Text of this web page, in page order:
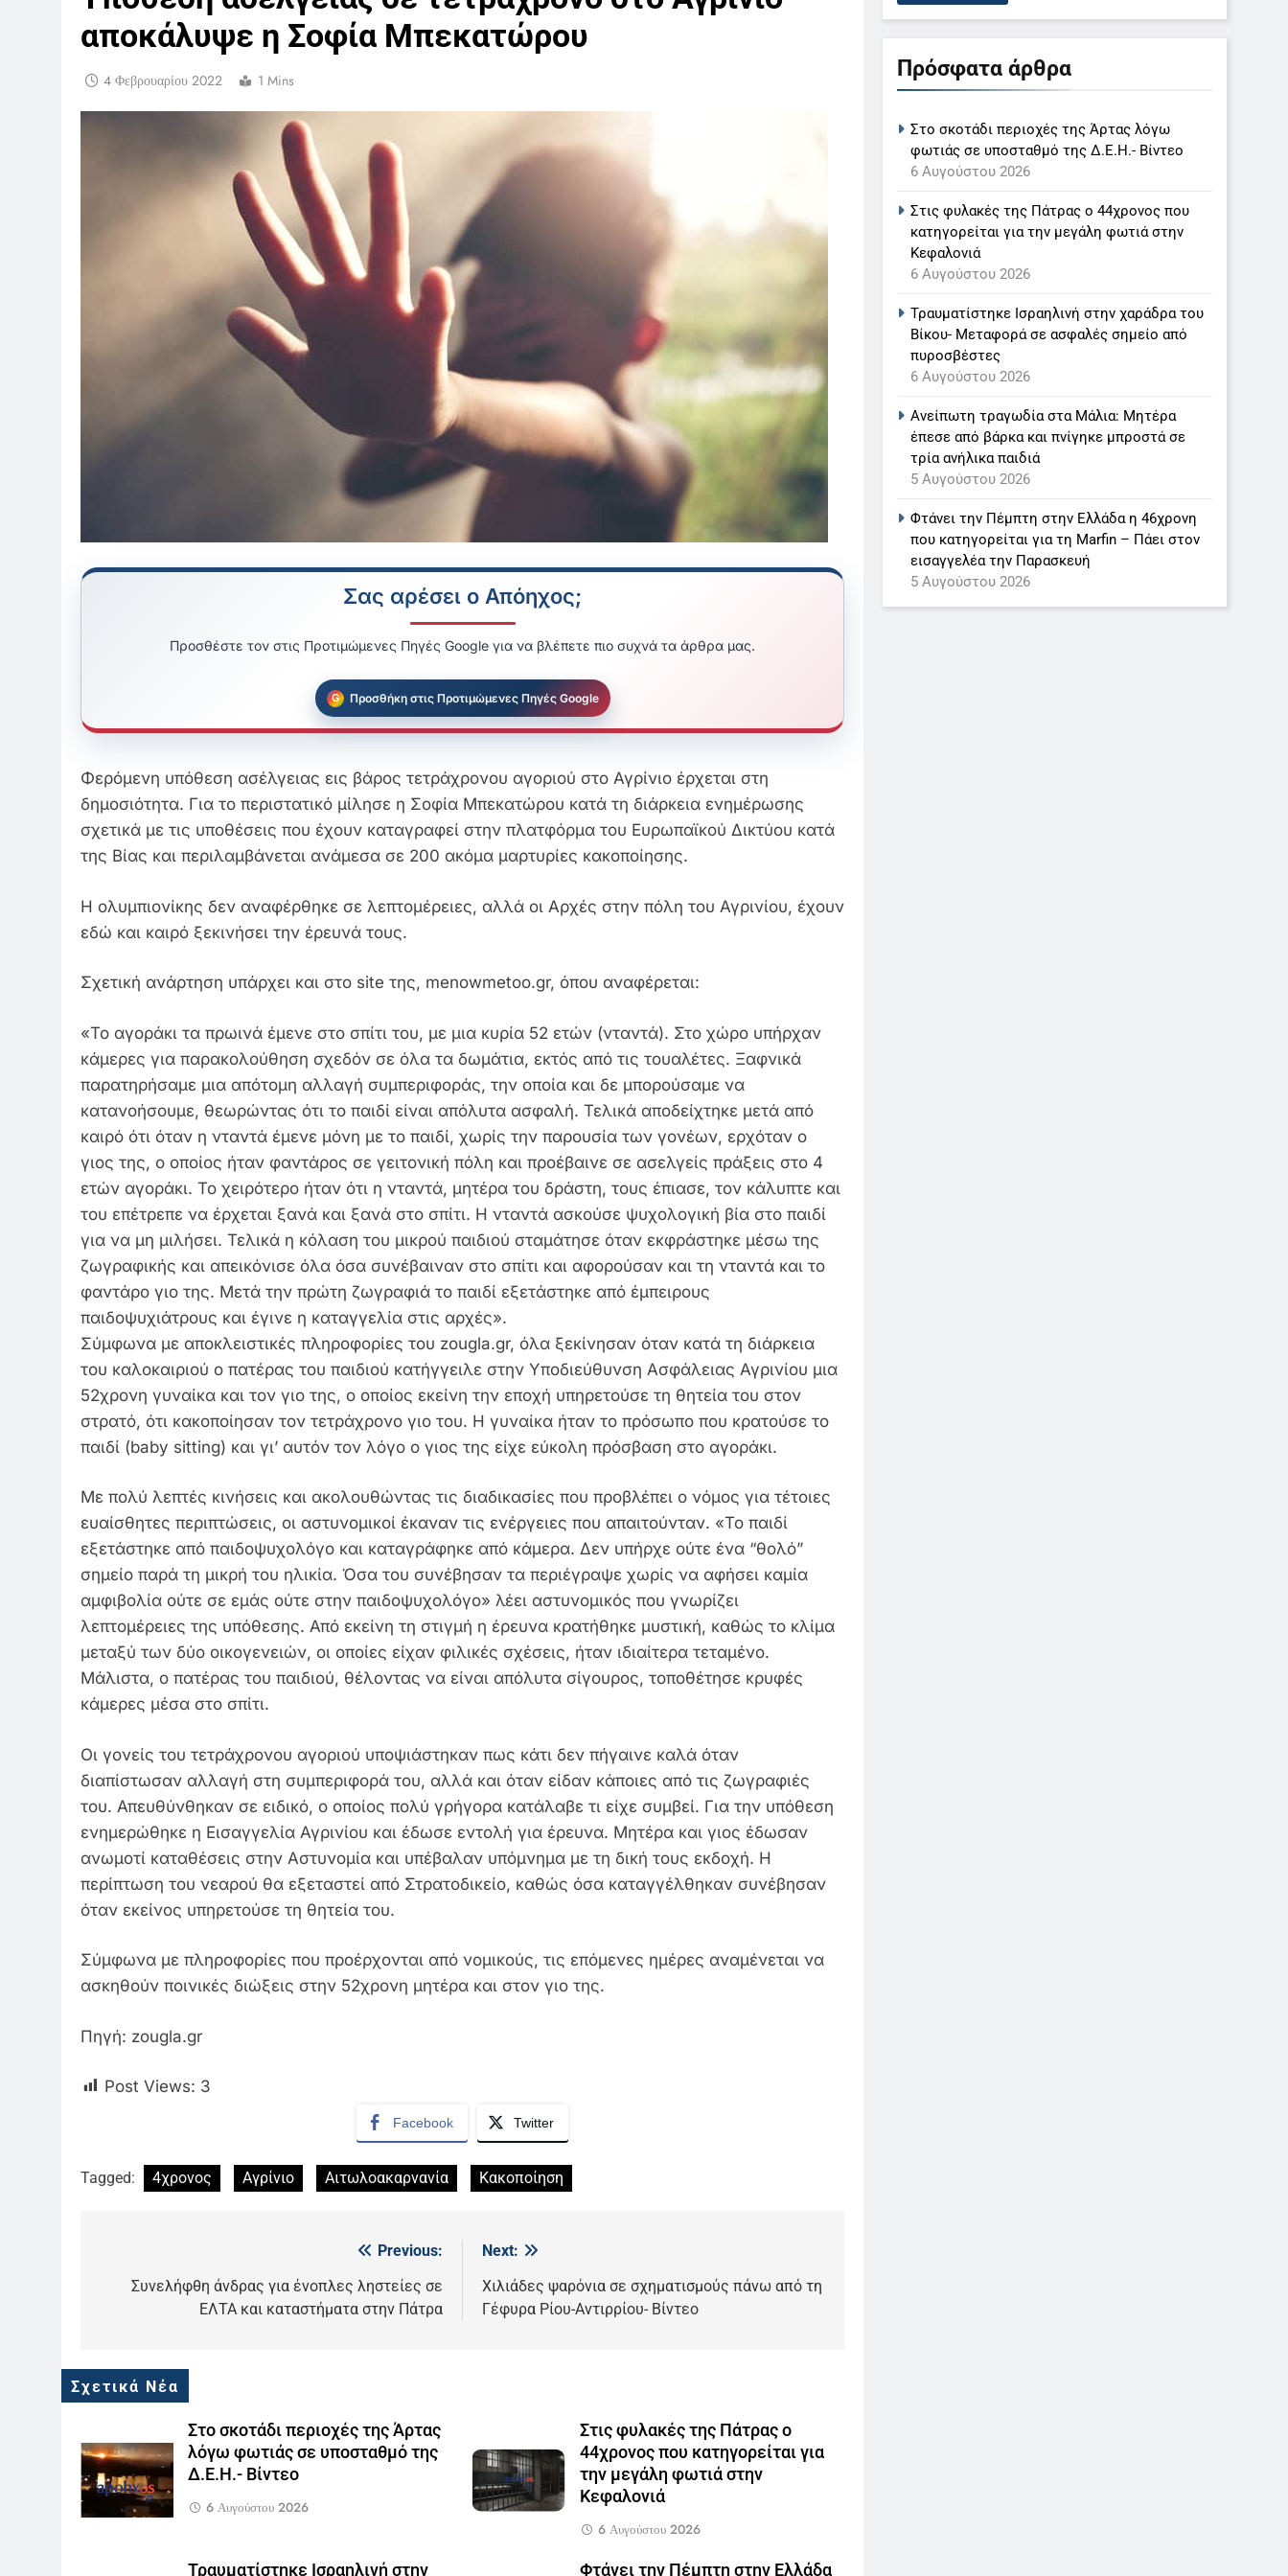
αποκάλυψε η Σοφία Μπεκατώρου
4 Φεβρουαρίου 2022 1 Mins
Σας αρέσει ο Απόηχος;
Προσθέστε τον στις Προτιμώμενες Πηγές Google για να βλέπετε πιο συχνά τα άρθρα μας.
Προσθήκη στις Προτιμώμενες Πηγές Google
Φερόμενη υπόθεση ασέλγειας εις βάρος τετράχρονου αγοριού στο Αγρίνιο έρχεται στη
δημοσιότητα. Για το περιστατικό μίλησε η Σοφία Μπεκατώρου κατά τη διάρκεια ενημέρωσης
σχετικά με τις υποθέσεις που έχουν καταγραφεί στην πλατφόρμα του Ευρωπαϊκού Δικτύου κατά
της Βίας και περιλαμβάνεται ανάμεσα σε 200 ακόμα μαρτυρίες κακοποίησης.
Η ολυμπιονίκης δεν αναφέρθηκε σε λεπτομέρειες, αλλά οι Αρχές στην πόλη του Αγρινίου, έχουν
εδώ και καιρό ξεκινήσει την έρευνά τους.
Σχετική ανάρτηση υπάρχει και στο site της, menowmetoo.gr, όπου αναφέρεται:
«Το αγοράκι τα πρωινά έμενε στο σπίτι του, με μια κυρία 52 ετών (νταντά). Στο χώρο υπήρχαν
κάμερες για παρακολούθηση σχεδόν σε όλα τα δωμάτια, εκτός από τις τουαλέτες. Ξαφνικά
παρατηρήσαμε μια απότομη αλλαγή συμπεριφοράς, την οποία και δε μπορούσαμε να
κατανοήσουμε, θεωρώντας ότι το παιδί είναι απόλυτα ασφαλή. Τελικά αποδείχτηκε μετά από
καιρό ότι όταν η νταντά έμενε μόνη με το παιδί, χωρίς την παρουσία των γονέων, ερχόταν ο
γιος της, ο οποίος ήταν φαντάρος σε γειτονική πόλη και προέβαινε σε ασελγείς πράξεις στο 4
ετών αγοράκι. Το χειρότερο ήταν ότι η νταντά, μητέρα του δράστη, τους έπιασε, τον κάλυπτε και
του επέτρεπε να έρχεται ξανά και ξανά στο σπίτι. Η νταντά ασκούσε ψυχολογική βία στο παιδί
για να μη μιλήσει. Τελικά η κόλαση του μικρού παιδιού σταμάτησε όταν εκφράστηκε μέσω της
ζωγραφικής και απεικόνισε όλα όσα συνέβαιναν στο σπίτι και αφορούσαν και τη νταντά και το
φαντάρο γιο της. Μετά την πρώτη ζωγραφιά το παιδί εξετάστηκε από έμπειρους
παιδοψυχιάτρους και έγινε η καταγγελία στις αρχές».
Σύμφωνα με αποκλειστικές πληροφορίες του zougla.gr, όλα ξεκίνησαν όταν κατά τη διάρκεια
του καλοκαιριού ο πατέρας του παιδιού κατήγγειλε στην Υποδιεύθυνση Ασφάλειας Αγρινίου μια
52χρονη γυναίκα και τον γιο της, ο οποίος εκείνη την εποχή υπηρετούσε τη θητεία του στον
στρατό, ότι κακοποίησαν τον τετράχρονο γιο του. Η γυναίκα ήταν το πρόσωπο που κρατούσε το
παιδί (baby sitting) και γι’ αυτόν τον λόγο ο γιος της είχε εύκολη πρόσβαση στο αγοράκι.
Με πολύ λεπτές κινήσεις και ακολουθώντας τις διαδικασίες που προβλέπει ο νόμος για τέτοιες
ευαίσθητες περιπτώσεις, οι αστυνομικοί έκαναν τις ενέργειες που απαιτούνταν. «Το παιδί
εξετάστηκε από παιδοψυχολόγο και καταγράφηκε από κάμερα. Δεν υπήρχε ούτε ένα “θολό”
σημείο παρά τη μικρή του ηλικία. Όσα του συνέβησαν τα περιέγραψε χωρίς να αφήσει καμία
αμφιβολία ούτε σε εμάς ούτε στην παιδοψυχολόγο» λέει αστυνομικός που γνωρίζει
λεπτομέρειες της υπόθεσης. Από εκείνη τη στιγμή η έρευνα κρατήθηκε μυστική, καθώς το κλίμα
μεταξύ των δύο οικογενειών, οι οποίες είχαν φιλικές σχέσεις, ήταν ιδιαίτερα τεταμένο.
Μάλιστα, ο πατέρας του παιδιού, θέλοντας να είναι απόλυτα σίγουρος, τοποθέτησε κρυφές
κάμερες μέσα στο σπίτι.
Οι γονείς του τετράχρονου αγοριού υποψιάστηκαν πως κάτι δεν πήγαινε καλά όταν
διαπίστωσαν αλλαγή στη συμπεριφορά του, αλλά και όταν είδαν κάποιες από τις ζωγραφιές
του. Απευθύνθηκαν σε ειδικό, ο οποίος πολύ γρήγορα κατάλαβε τι είχε συμβεί. Για την υπόθεση
ενημερώθηκε η Εισαγγελία Αγρινίου και έδωσε εντολή για έρευνα. Μητέρα και γιος έδωσαν
ανωμοτί καταθέσεις στην Αστυνομία και υπέβαλαν υπόμνημα με τη δική τους εκδοχή. Η
περίπτωση του νεαρού θα εξεταστεί από Στρατοδικείο, καθώς όσα καταγγέλθηκαν συνέβησαν
όταν εκείνος υπηρετούσε τη θητεία του.
Σύμφωνα με πληροφορίες που προέρχονται από νομικούς, τις επόμενες ημέρες αναμένεται να
ασκηθούν ποινικές διώξεις στην 52χρονη μητέρα και στον γιο της.
Πηγή: zougla.gr
Post Views: 3
Facebook Twitter
Tagged: 4χρονος Αγρίνιο Αιτωλοακαρνανία Κακοποίηση
άρθρων
Previous:
Συνελήφθη άνδρας για ένοπλες ληστείες σε
ΕΛΤΑ και καταστήματα στην Πάτρα
Next:
Χιλιάδες ψαρόνια σε σχηματισμούς πάνω από τη
Γέφυρα Ρίου-Αντιρρίου- Βίντεο
Σχετικά Νέα
Στο σκοτάδι περιοχές της Άρτας
λόγω φωτιάς σε υποσταθμό της
Δ.Ε.Η.- Βίντεο
6 Αυγούστου 2026
Στις φυλακές της Πάτρας ο
44χρονος που κατηγορείται για
την μεγάλη φωτιά στην
Κεφαλονιά
6 Αυγούστου 2026
Τραυματίστηκε Ισραηλινή στην
Φτάνει την Πέμπτη στην Ελλάδα
Πρόσφατα άρθρα
Στο σκοτάδι περιοχές της Άρτας λόγω
φωτιάς σε υποσταθμό της Δ.Ε.Η.- Βίντεο
6 Αυγούστου 2026
Στις φυλακές της Πάτρας ο 44χρονος που
κατηγορείται για την μεγάλη φωτιά στην
Κεφαλονιά
6 Αυγούστου 2026
Τραυματίστηκε Ισραηλινή στην χαράδρα του
Βίκου- Μεταφορά σε ασφαλές σημείο από
πυροσβέστες
6 Αυγούστου 2026
Ανείπωτη τραγωδία στα Μάλια: Μητέρα
έπεσε από βάρκα και πνίγηκε μπροστά σε
τρία ανήλικα παιδιά
5 Αυγούστου 2026
Φτάνει την Πέμπτη στην Ελλάδα η 46χρονη
που κατηγορείται για τη Marfin – Πάει στον
εισαγγελέα την Παρασκευή
5 Αυγούστου 2026
Ο Παναγιώτης Στάθης στο
«τιμόνι» του κεντρικού
6
LIFESTYLE-MEDIA
Παναγιώτης Στάθης